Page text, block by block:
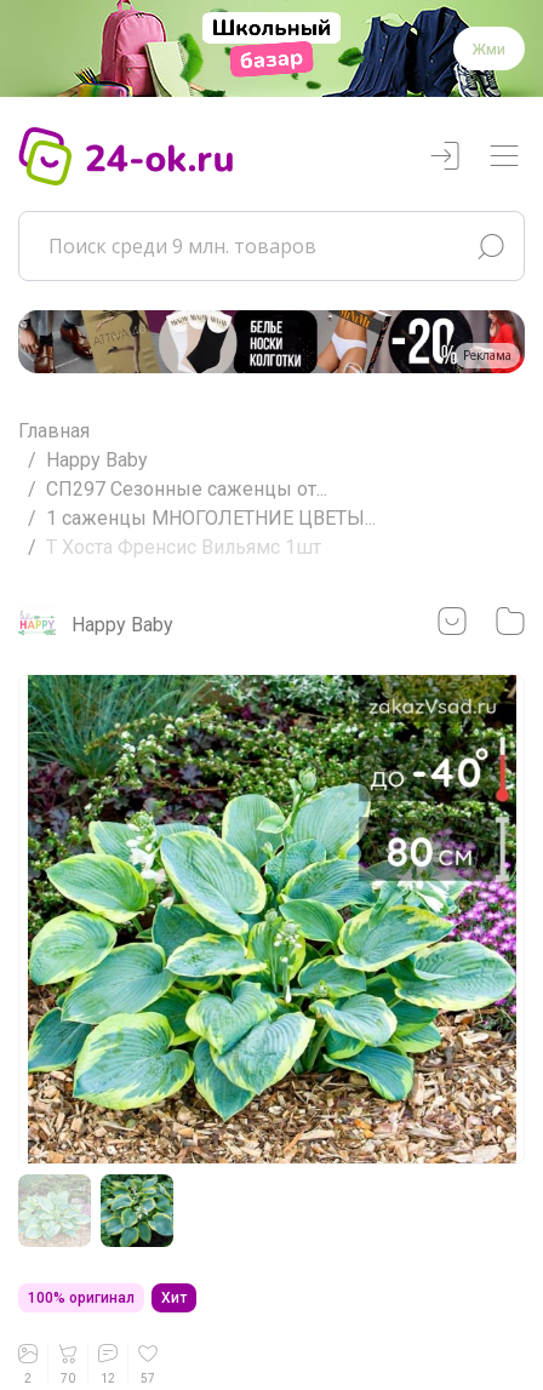
Жми
Реклама
Главная
Happy Baby
СП297 Сезонные саженцы от...
1 саженцы МНОГОЛЕТНИЕ ЦВЕТЫ...
Т Хоста Френсис Вильямс 1шт
Happy Baby
100% оригинал Хит
2 70 12 57